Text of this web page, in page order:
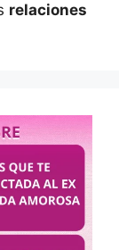
relaciones